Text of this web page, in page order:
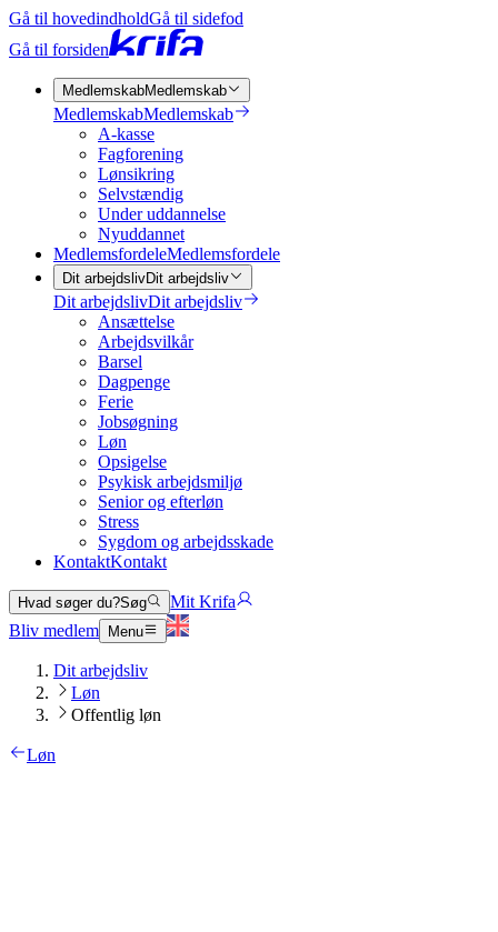
Gå til hovedindholdGå til sidefod
Gå til forsiden
MedlemskabMedlemskab
MedlemskabMedlemskab
A-kasse
Fagforening
Lønsikring
Selvstændig
Under uddannelse
Nyuddannet
MedlemsfordeleMedlemsfordele
Dit arbejdslivDit arbejdsliv
Dit arbejdslivDit arbejdsliv
Ansættelse
Arbejdsvilkår
Barsel
Dagpenge
Ferie
Jobsøgning
Løn
Opsigelse
Psykisk arbejdsmiljø
Senior og efterløn
Stress
Sygdom og arbejdsskade
KontaktKontakt
Hvad søger du?Søg
Mit Krifa
Bliv medlem
Menu
Dit arbejdsliv
Løn
Offentlig løn
Løn